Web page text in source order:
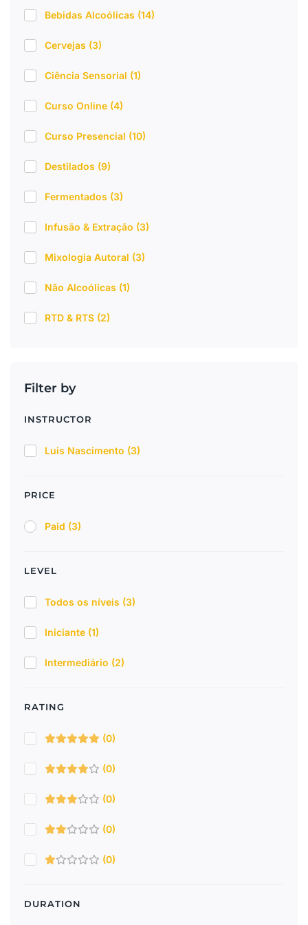
Bebidas Alcoólicas (14)
Cervejas (3)
Ciência Sensorial (1)
Curso Online (4)
Curso Presencial (10)
Destilados (9)
Fermentados (3)
Infusão & Extração (3)
Mixologia Autoral (3)
Não Alcoólicas (1)
RTD & RTS (2)
Filter by
INSTRUCTOR
Luis Nascimento (3)
PRICE
Paid (3)
LEVEL
Todos os níveis (3)
Iniciante (1)
Intermediário (2)
RATING
(0)
(0)
(0)
(0)
(0)
DURATION